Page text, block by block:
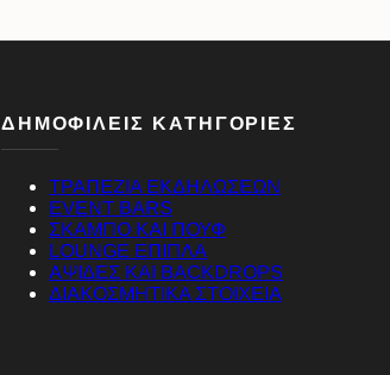
ΔΗΜΟΦΙΛΕΙΣ ΚΑΤΗΓΟΡΙΕΣ
ΤΡΑΠΕΖΙΑ ΕΚΔΗΛΩΣΕΩΝ
EVENT BARS
ΣΚΑΜΠΟ ΚΑΙ ΠΟΥΦ
LOUNGE ΕΠΙΠΛΑ
ΑΨΙΔΕΣ ΚΑΙ BACKDROPS
ΔΙΑΚΟΣΜΗΤΙΚΑ ΣΤΟΙΧΕΙΑ